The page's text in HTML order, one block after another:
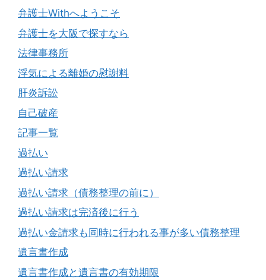
弁護士Withへようこそ
弁護士を大阪で探すなら
法律事務所
浮気による離婚の慰謝料
肝炎訴訟
自己破産
記事一覧
過払い
過払い請求
過払い請求（債務整理の前に）
過払い請求は完済後に行う
過払い金請求も同時に行われる事が多い債務整理
遺言書作成
遺言書作成と遺言書の有効期限